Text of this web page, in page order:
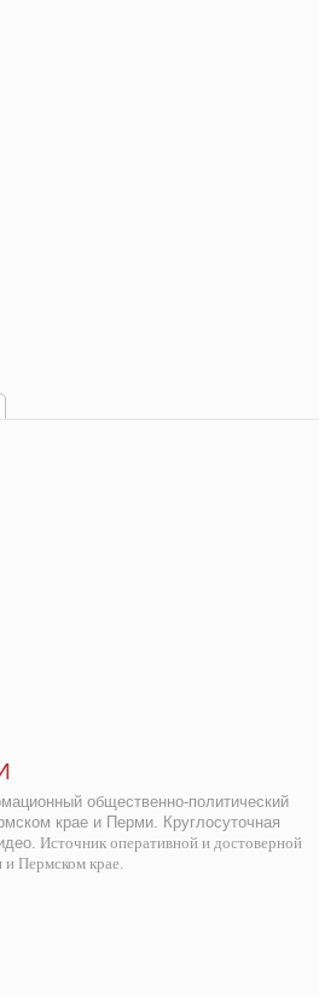
общественно-политический
крае и Перми. Круглосуточная
Источник оперативной и достоверной
Пермском крае.